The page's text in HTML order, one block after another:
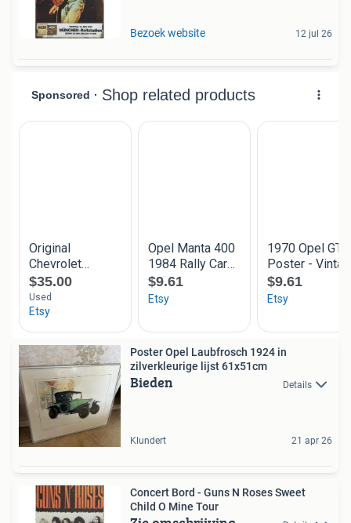
Bezoek website 12 jul 26
Poster Opel Laubfrosch 1924 in
zilverkleurige lijst 61x51cm
Bieden Details
Klundert 21 apr 26
Concert Bord - Guns N Roses Sweet
Child O Mine Tour